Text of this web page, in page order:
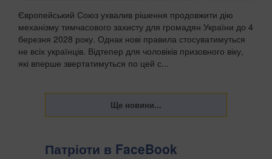
Європейський Союз ухвалив рішення продовжити дію
механізму тимчасового захисту для громадян України до 4
березня 2028 року. Однак нові правила стосуватимуться
не всіх українців. Відтепер для чоловіків призовного віку,
які вперше звертатимуться по цей с...
Патріоти в FaceBook